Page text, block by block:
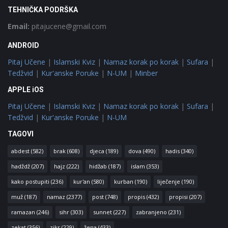
TEHNIČKA PODRŠKA
Email: pitajucene@gmail.com
ANDROID
Pitaj Učene | Islamski Kviz | Namaz korak po korak | Sufara |
Tedžvid | Kur'anske Poruke | N-UM | Minber
APPLE iOS
Pitaj Učene | Islamski Kviz | Namaz korak po korak | Sufara |
Tedžvid | Kur'anske Poruke | N-UM
TAGOVI
abdest (582) brak (608) djeca (189) dova (490) hadis (340)
hadždž (207) hajz (222) hidžab (187) islam (353)
kako postupiti (236) kur'an (580) kurban (190) liječenje (190)
muž (187) namaz (2377) post (748) propis (432) propisi (207)
ramazan (246) sihr (303) sunnet (227) zabranjeno (231)